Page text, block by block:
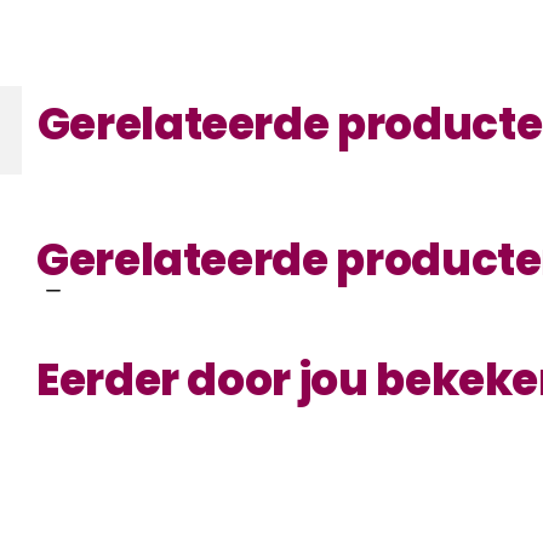
Gerelateerde
Gerelateerde
Eerder door jou